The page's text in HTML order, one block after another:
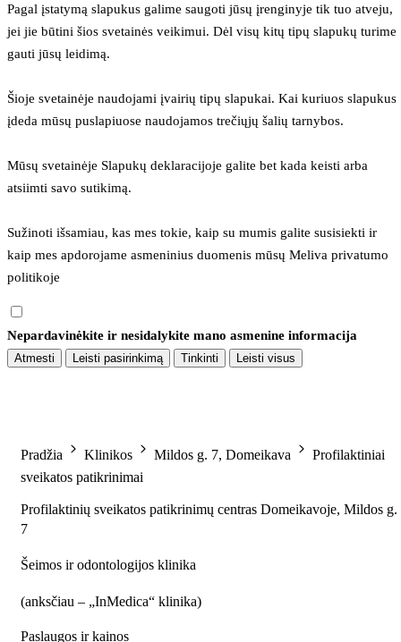
Pagal įstatymą slapukus galime saugoti jūsų įrenginyje tik tuo atveju,
jei jie būtini šios svetainės veikimui. Dėl visų kitų tipų slapukų turime
gauti jūsų leidimą.
Šioje svetainėje naudojami įvairių tipų slapukai. Kai kuriuos slapukus
įdeda mūsų puslapiuose naudojamos trečiųjų šalių tarnybos.
Mūsų svetainėje Slapukų deklaracijoje galite bet kada keisti arba
atsiimti savo sutikimą.
Sužinoti išsamiau, kas mes tokie, kaip su mumis galite susisiekti ir
kaip mes apdorojame asmeninius duomenis mūsų Meliva privatumo
politikoje
Nepardavinėkite ir nesidalykite mano asmenine informacija
Atmesti Leisti pasirinkimą Tinkinti Leisti visus
Pradžia Klinikos Mildos g. 7, Domeikava
Profilaktiniai
sveikatos patikrinimai
Profilaktinių sveikatos patikrinimų centras Domeikavoje, Mildos g.
7
Šeimos ir odontologijos klinika
(anksčiau – „InMedica“ klinika)
Paslaugos ir kainos